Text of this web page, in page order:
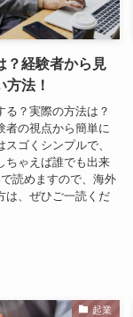
？経験者から見
方法！
る？実際の方法は？
者の視点から簡単に
ゴくシンプルで、
ちゃえば誰でも出来
読めますので、海外
は、ぜひご一読くだ
起業